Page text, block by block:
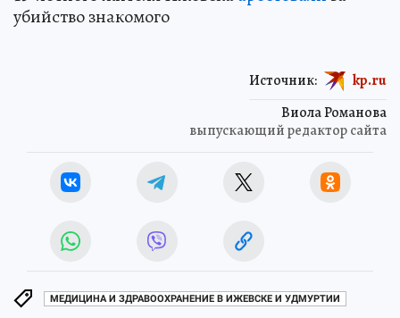
убийство знакомого
Виола Романова
выпускающий редактор сайта
Источник: kp.ru
МЕДИЦИНА И ЗДРАВООХРАНЕНИЕ В ИЖЕВСКЕ И УДМУРТИИ